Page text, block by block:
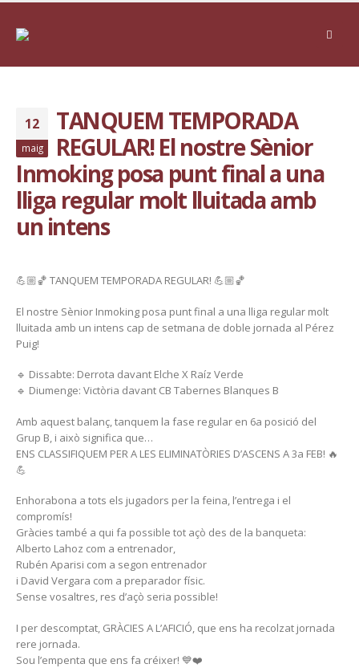
12
maig
TANQUEM TEMPORADA
REGULAR! El nostre Sènior
Inmoking posa punt final a una
lliga regular molt lluitada amb
un intens
💪🏼🏀 TANQUEM TEMPORADA REGULAR! 💪🏼🏀
El nostre Sènior Inmoking posa punt final a una lliga regular molt
lluitada amb un intens cap de setmana de doble jornada al Pérez
Puig!
🔹 Dissabte: Derrota davant Elche X Raíz Verde
🔹 Diumenge: Victòria davant CB Tabernes Blanques B
Amb aquest balanç, tanquem la fase regular en 6a posició del
Grup B, i això significa que…
ENS CLASSIFIQUEM PER A LES ELIMINATÒRIES D’ASCENS A 3a FEB! 🔥
💪
Enhorabona a tots els jugadors per la feina, l’entrega i el
compromís!
Gràcies també a qui fa possible tot açò des de la banqueta:
Alberto Lahoz com a entrenador,
Rubén Aparisi com a segon entrenador
i David Vergara com a preparador físic.
Sense vosaltres, res d’açò seria possible!
I per descomptat, GRÀCIES A L’AFICIÓ, que ens ha recolzat jornada
rere jornada.
Sou l’empenta que ens fa créixer! 💙❤️